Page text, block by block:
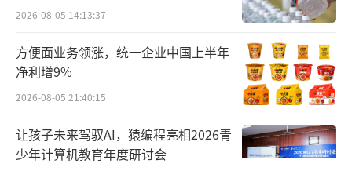
根据宁德时代10月18日公布的投资者调研
纪要，前三季度累计销量接近330GWh，而其2
023年全年锂离子电池销量390GWh，今年销量
再创历史新高板上钉钉。
2026-08-05 14:13:37
方便面业务领涨，统一企业中国上半年
净利增9%
2026-08-05 21:40:15
让孩子未来驾驭AI，猿编程亮相2026青
少年计算机教育年度研讨会